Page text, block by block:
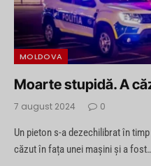
MOLDOVA
Moarte stupidă. A
7 august 2024 0
Un pieton s-a dezechilibrat în
căzut în fața unei mașini și a